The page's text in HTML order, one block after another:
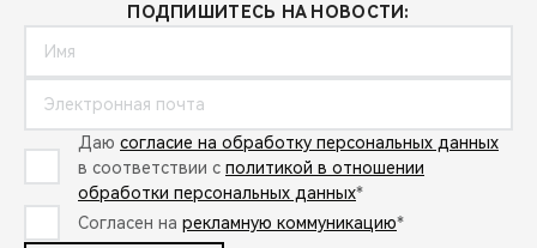
ПОДПИШИТЕСЬ НА НОВОСТИ:
Даю согласие на обработку персональных данных
в соответствии с политикой в отношении
обработки персональных данных*
Согласен на рекламную коммуникацию*